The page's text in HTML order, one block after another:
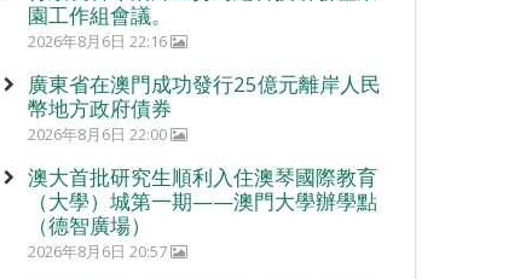
園工作組會議。
2026年8月6日 22:16
廣東省在澳門成功發行25億元離岸人民
幣地方政府債券
2026年8月6日 22:00
澳大首批研究生順利入住澳琴國際教育
（大學）城第一期——澳門大學辦學點
（德智廣場）
2026年8月6日 20:57